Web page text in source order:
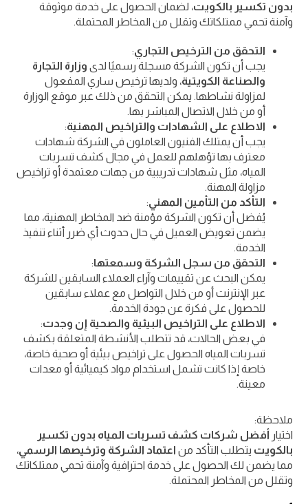
بدون تكسير بالكويت، لضمان الحصول على خدمة موثوقة
وآمنة تحمي ممتلكاتك وتقلل من المخاطر المحتملة.
التحقق من الترخيص التجاري:
يجب أن تكون الشركة مسجلة رسميًا لدى وزارة التجارة
والصناعة الكويتية، ولديها ترخيص ساري المفعول
لمزاولة نشاطها. يمكن التحقق من ذلك عبر موقع الوزارة
أو من خلال الاتصال المباشر بها.
الاطلاع على الشهادات والتراخيص المهنية:
يجب أن يمتلك الفنيون العاملون في الشركة شهادات
معترف بها تؤهلهم للعمل في مجال كشف تسربات
المياه، مثل شهادات تدريبية من جهات معتمدة أو تراخيص
مزاولة المهنة.
التأكد من التأمين المهني:
يُفضل أن تكون الشركة مؤمنة ضد المخاطر المهنية، مما
يضمن تعويض العميل في حال حدوث أي ضرر أثناء تنفيذ
الخدمة.
التحقق من سجل الشركة وسمعتها:
يمكن البحث عن تقييمات وآراء العملاء السابقين للشركة
عبر الإنترنت أو من خلال التواصل مع عملاء سابقين
للحصول على فكرة عن جودة الخدمة.
الاطلاع على التراخيص البيئية والصحية إن وجدت:
في بعض الحالات، قد تتطلب الأنشطة المتعلقة بكشف
تسربات المياه الحصول على تراخيص بيئية أو صحية خاصة،
خاصة إذا كانت تشمل استخدام مواد كيميائية أو معدات
معينة.
ملاحظة:
اختيار أفضل شركات كشف تسربات المياه بدون تكسير
بالكويت يتطلب التأكد من اعتماد الشركة وترخيصها الرسمي،
مما يضمن لك الحصول على خدمة احترافية وآمنة تحمي ممتلكاتك
وتقلل من المخاطر المحتملة.